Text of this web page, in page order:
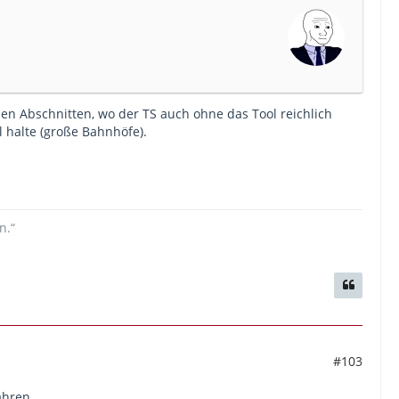
Abschnitten, wo der TS auch ohne das Tool reichlich
(große Bahnhöfe).
#103